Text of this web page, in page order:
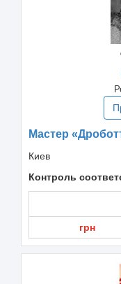
Мастер
Киев
Контроль
грн